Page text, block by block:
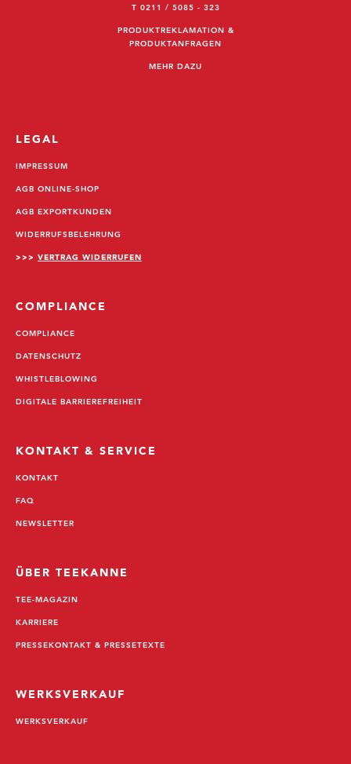
T 0211 / 5085 - 323
PRODUKTREKLAMATION &
PRODUKTANFRAGEN
MEHR DAZU
LEGAL
IMPRESSUM
AGB ONLINE-SHOP
AGB EXPORTKUNDEN
WIDERRUFSBELEHRUNG
>>> VERTRAG WIDERRUFEN
COMPLIANCE
COMPLIANCE
DATENSCHUTZ
WHISTLEBLOWING
DIGITALE BARRIEREFREIHEIT
KONTAKT & SERVICE
KONTAKT
FAQ
NEWSLETTER
ÜBER TEEKANNE
TEE-MAGAZIN
KARRIERE
PRESSEKONTAKT & PRESSETEXTE
WERKSVERKAUF
WERKSVERKAUF